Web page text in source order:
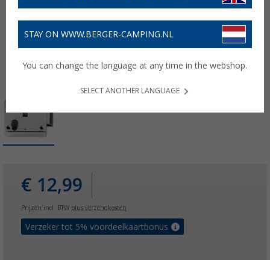
€ 12,99
Prijzen incl. BTW plus verzendkosten
Verzeker tot 5% voordeelkaartbonus
STAY ON WWW.BERGER-CAMPING.NL
You can change the language at any time in the webshop.
SELECT ANOTHER LANGUAGE